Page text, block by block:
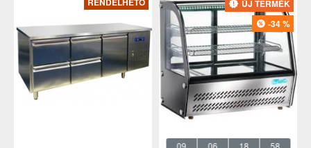
ÚJ TERMÉK
-34 %
09 06 18 58